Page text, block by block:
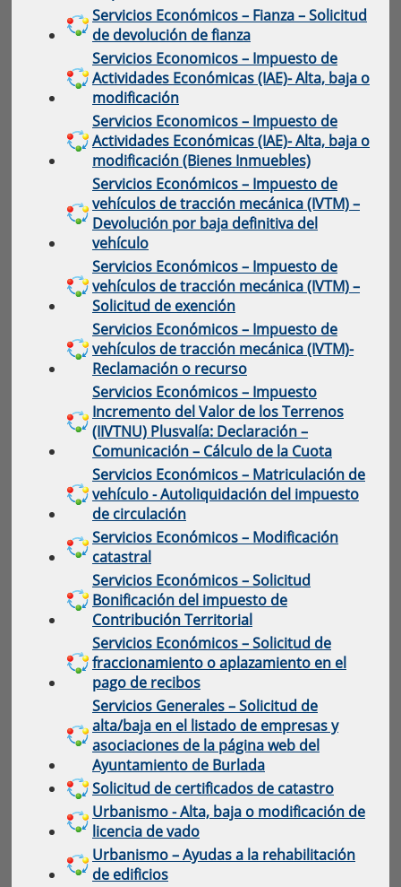
Servicios Económicos – Fianza – Solicitud
de devolución de fianza
Servicios Economicos – Impuesto de
Actividades Económicas (IAE)- Alta, baja o
modificación
Servicios Economicos – Impuesto de
Actividades Económicas (IAE)- Alta, baja o
modificación (Bienes Inmuebles)
Servicios Económicos – Impuesto de
vehículos de tracción mecánica (IVTM) –
Devolución por baja definitiva del
vehículo
Servicios Económicos – Impuesto de
vehículos de tracción mecánica (IVTM) –
Solicitud de exención
Servicios Económicos – Impuesto de
vehículos de tracción mecánica (IVTM)-
Reclamación o recurso
Servicios Económicos – Impuesto
Incremento del Valor de los Terrenos
(IIVTNU) Plusvalía: Declaración –
Comunicación – Cálculo de la Cuota
Servicios Económicos – Matriculación de
vehículo - Autoliquidación del impuesto
de circulación
Servicios Económicos – Modificación
catastral
Servicios Económicos – Solicitud
Bonificación del impuesto de
Contribución Territorial
Servicios Económicos – Solicitud de
fraccionamiento o aplazamiento en el
pago de recibos
Servicios Generales – Solicitud de
alta/baja en el listado de empresas y
asociaciones de la página web del
Ayuntamiento de Burlada
Solicitud de certificados de catastro
Urbanismo - Alta, baja o modificación de
licencia de vado
Urbanismo – Ayudas a la rehabilitación
de edificios